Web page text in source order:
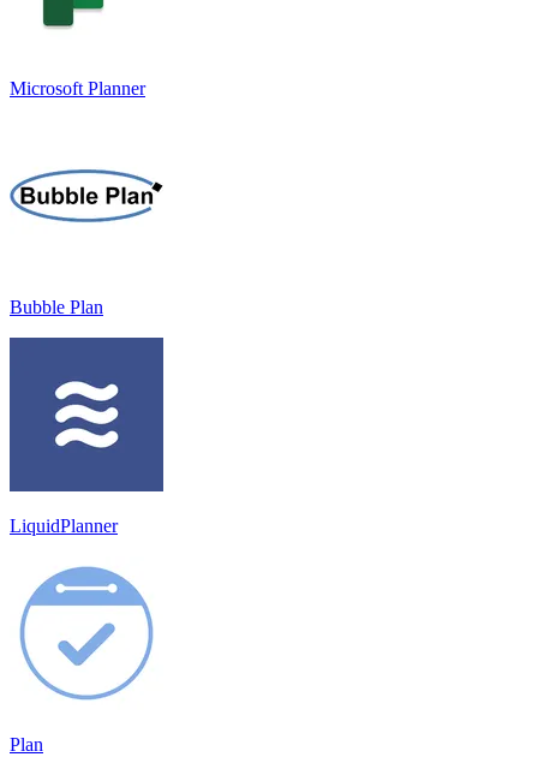
Microsoft Planner
Bubble Plan
LiquidPlanner
Plan